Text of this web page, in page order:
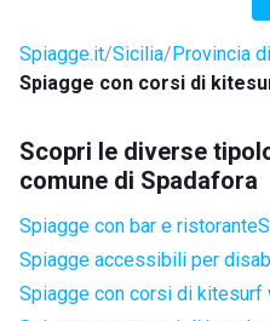
Spiagge.it Sicilia Provincia
Spiagge con corsi di
Scopri le diverse
comune di Spadafora
Spiagge con bar e ristorante
Spiagge accessibili per
Spiagge con corsi di kitesurf